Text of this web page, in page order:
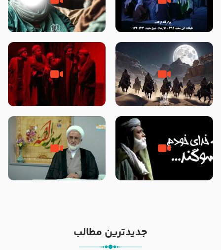
روزهای آخر حیات پیامبر اکرم صلی
الله علیه و آله – قسمتی از
وصیتی که نوشته نشد (حدیث
قرطاس)
‌‌‌‌‌‌‌داستان ترور نافرجام رسول خدا
صلی الله علیه و آله – شهادت
قسمتی از نوا نمایش بیرق ماندگار
بیان توطئه های منافقین پیش از
خطبه حضرت سلمان سه روز پس از
شهادت پیامبر اکرم صلی الله علیه
مادر داعش – حجت الاسلام جباری
جدیدترین مطالب